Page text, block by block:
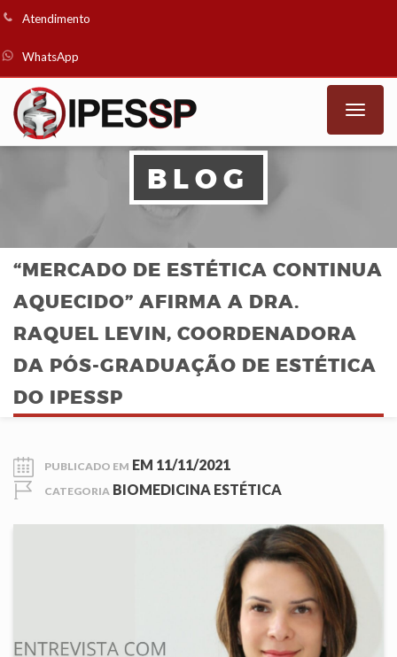
Atendimento
WhatsApp
Toggle
BLOG
“MERCADO DE ESTÉTICA CONTINUA
AQUECIDO” AFIRMA A DRA.
RAQUEL LEVIN, COORDENADORA
DA PÓS-GRADUAÇÃO DE ESTÉTICA
DO IPESSP
PUBLICADO EM EM 11/11/2021
CATEGORIA BIOMEDICINA ESTÉTICA